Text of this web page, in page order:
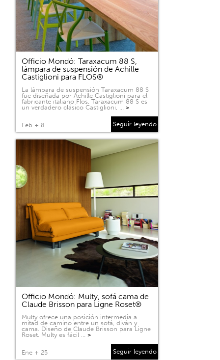
Officio Mondó: Taraxacum 88 S,
lámpara de suspensión de Achille
Castiglioni para FLOS®
La lámpara de suspensión Taraxacum 88 S
fue diseñada por Achille Castiglioni para el
fabricante italiano Flos. Taraxacum 88 S es
un verdadero clásico Castiglioni, … >
Feb + 8 Seguir leyendo
Officio Mondó: Multy, sofá cama de
Claude Brisson para Ligne Roset®
Multy ofrece una posición intermedia a
mitad de camino entre un sofá, diván y
cama. Diseño de Claude Brisson para Ligne
Roset. Multy es fácil … >
Ene + 25 Seguir leyendo